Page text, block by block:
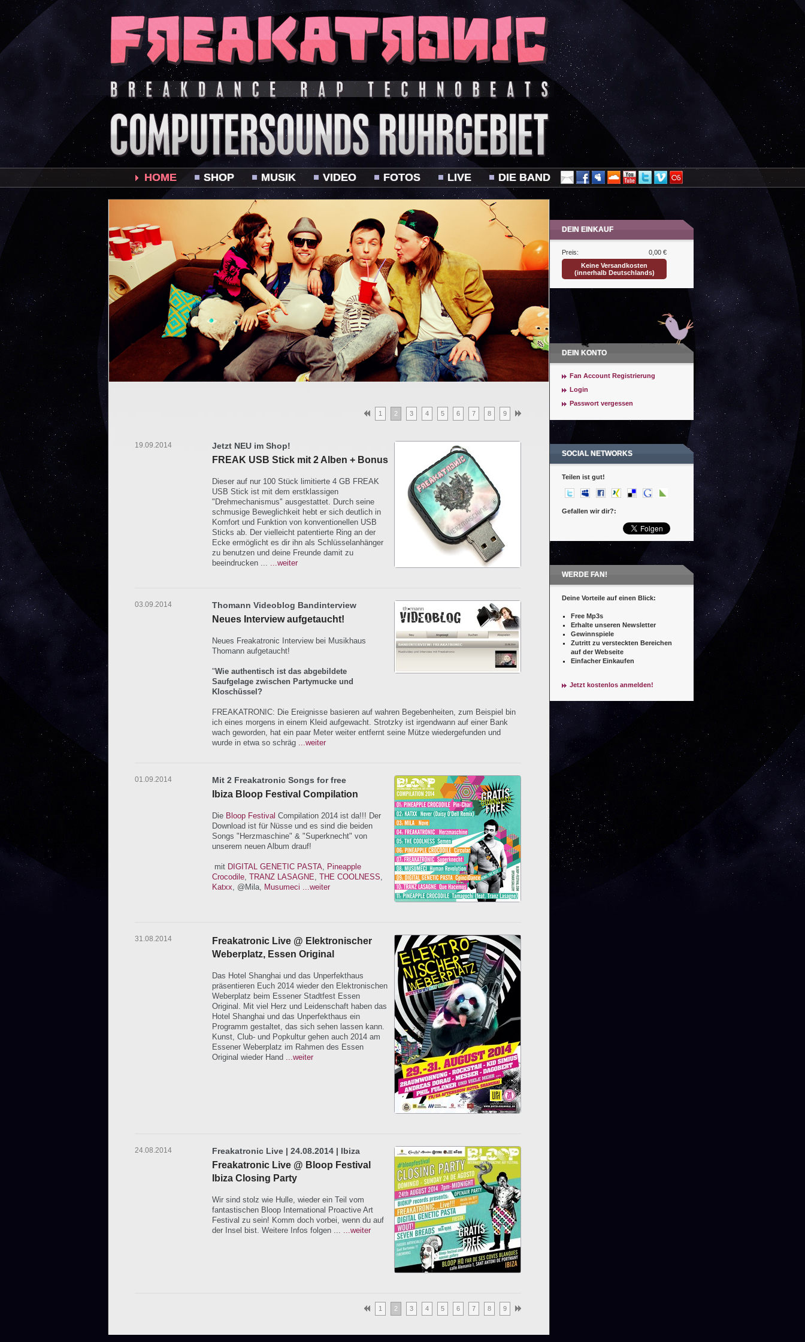
HOME SHOP MUSIK VIDEO FOTOS LIVE DIE BAND
1 2 3 4 5 6 7 8 9
19.09.2014 Jetzt NEU im Shop!
FREAK USB Stick mit 2 Alben + Bonus
Dieser auf nur 100 Stück limitierte 4 GB FREAK
USB Stick ist mit dem erstklassigen
"Drehmechanismus" ausgestattet. Durch seine
schmusige Beweglichkeit hebt er sich deutlich in
Komfort und Funktion von konventionellen USB
Sticks ab. Der vielleicht patentierte Ring an der
Ecke ermöglicht es dir ihn als Schlüsselanhänger
zu benutzen und deine Freunde damit zu
beeindrucken ... ...weiter
03.09.2014 Thomann Videoblog Bandinterview
Neues Interview aufgetaucht!
Neues Freakatronic Interview bei Musikhaus
Thomann aufgetaucht!
"Wie authentisch ist das abgebildete
Saufgelage zwischen Partymucke und
Kloschüssel?
FREAKATRONIC: Die Ereignisse basieren auf wahren Begebenheiten, zum Beispiel bin
ich eines morgens in einem Kleid aufgewacht. Strotzky ist irgendwann auf einer Bank
wach geworden, hat ein paar Meter weiter entfernt seine Mütze wiedergefunden und
wurde in etwa so schräg ...weiter
01.09.2014 Mit 2 Freakatronic Songs for free
Ibiza Bloop Festival Compilation
Die Bloop Festival Compilation 2014 ist da!!! Der
Download ist für Nüsse und es sind die beiden
Songs "Herzmaschine" & "Superknecht" von
unserem neuen Album drauf!
mit DIGITAL GENETIC PASTA, Pineapple
Crocodile, TRANZ LASAGNE, THE COOLNESS,
Katxx, @Mila, Musumeci ...weiter
31.08.2014
Freakatronic Live @ Elektronischer
Weberplatz, Essen Original
Das Hotel Shanghai und das Unperfekthaus
präsentieren Euch 2014 wieder den Elektronischen
Weberplatz beim Essener Stadtfest Essen
Original. Mit viel Herz und Leidenschaft haben das
Hotel Shanghai und das Unperfekthaus ein
Programm gestaltet, das sich sehen lassen kann.
Kunst, Club- und Popkultur gehen auch 2014 am
Essener Weberplatz im Rahmen des Essen
Original wieder Hand ...weiter
24.08.2014 Freakatronic Live | 24.08.2014 | Ibiza
Freakatronic Live @ Bloop Festival
Ibiza Closing Party
Wir sind stolz wie Hulle, wieder ein Teil vom
fantastischen Bloop International Proactive Art
Festival zu sein! Komm doch vorbei, wenn du auf
der Insel bist. Weitere Infos folgen ... ...weiter
1 2 3 4 5 6 7 8 9
DEIN EINKAUF
Preis:
0,00 €
Keine Versandkosten
(innerhalb Deutschlands)
DEIN KONTO
Fan Account Registrierung
Login
Passwort vergessen
SOCIAL NETWORKS
Teilen ist gut!
Gefallen wir dir?:
WERDE FAN!
Deine Vorteile auf einen Blick:
Free Mp3s
Erhalte unseren Newsletter
Gewinnspiele
Zutritt zu versteckten Bereichen
auf der Webseite
Einfacher Einkaufen
Jetzt kostenlos anmelden!